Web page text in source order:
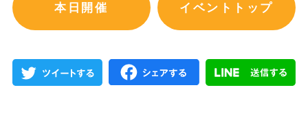
本日開催 イベントトップ